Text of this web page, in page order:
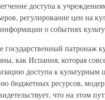
доступа к
регулирование цен на
о событиях
патронаж
как Испания, которая
доступа к культурным
бюджетных ресурсов,
что на этом